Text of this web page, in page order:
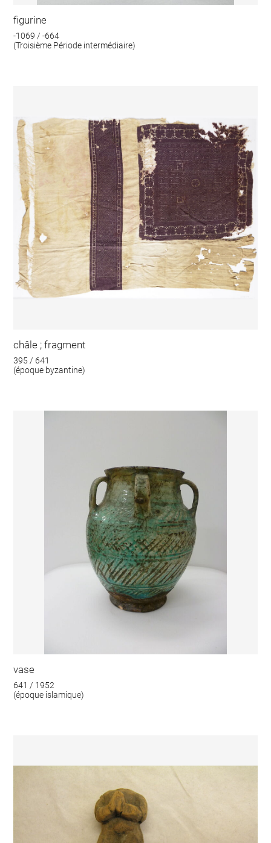
figurine
-1069 / -664
(Troisième Période intermédiaire)
châle ; fragment
395 / 641
(époque byzantine)
vase
641 / 1952
(époque islamique)